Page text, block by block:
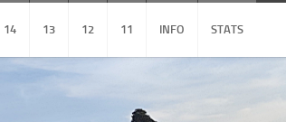
14 13 12 11 INFO STATS